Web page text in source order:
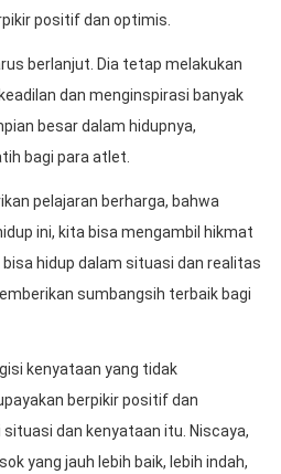
positif dan optimis.
berlanjut. Dia tetap melakukan
dan menginspirasi banyak
besar dalam hidupnya,
bagi para atlet.
pelajaran berharga, bahwa
ini, kita bisa mengambil hikmat
hidup dalam situasi dan realitas
sumbangsih terbaik bagi
kenyataan yang tidak
berpikir positif dan
dan kenyataan itu. Niscaya,
yang jauh lebih baik, lebih indah,